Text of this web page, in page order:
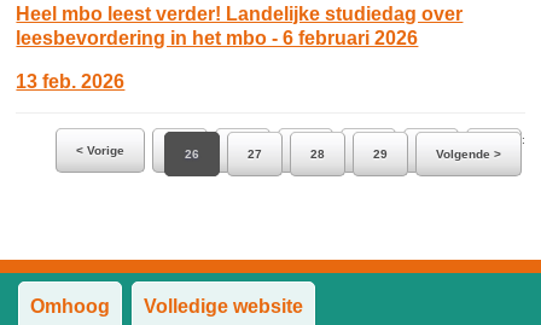
Heel mbo leest verder! Landelijke studiedag over
leesbevordering in het mbo - 6 februari 2026
13 feb. 2026
Ga naar pagina:
< Vorige
20 21 22 23 24 25
26 27 28 29 Volgende >
Omhoog Volledige website